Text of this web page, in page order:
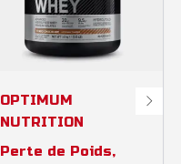
OPTIMUM
NUTRITION
Perte de Poids,